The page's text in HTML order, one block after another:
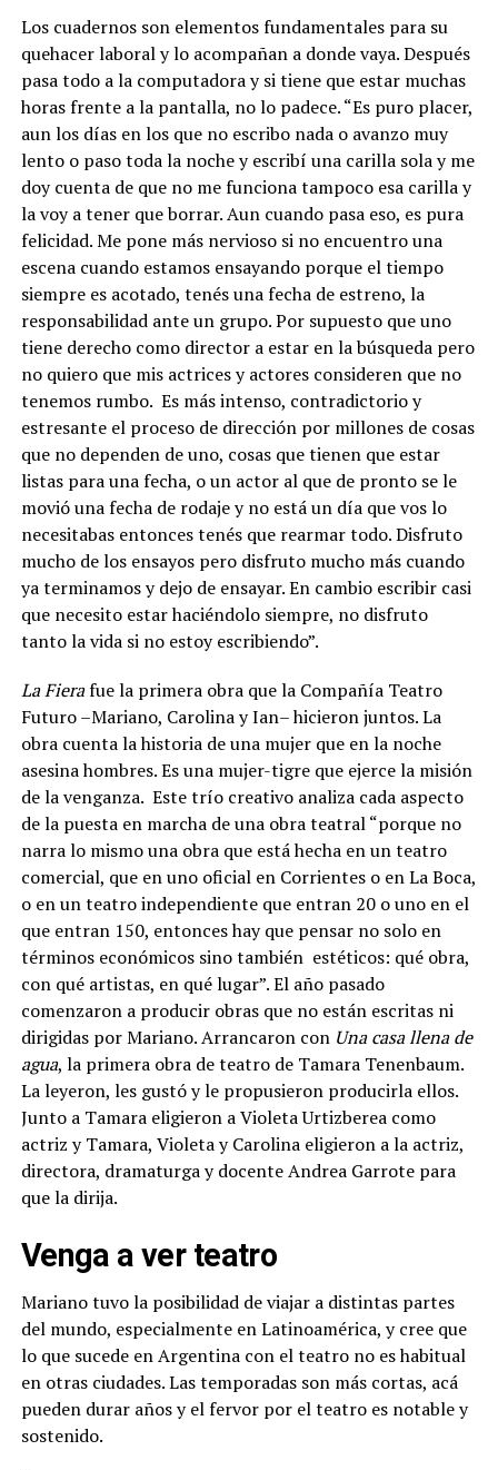
Los cuadernos son elementos fundamentales para su
quehacer laboral y lo acompañan a donde vaya. Después
pasa todo a la computadora y si tiene que estar muchas
horas frente a la pantalla, no lo padece. “Es puro placer,
aun los días en los que no escribo nada o avanzo muy
lento o paso toda la noche y escribí una carilla sola y me
doy cuenta de que no me funciona tampoco esa carilla y
la voy a tener que borrar. Aun cuando pasa eso, es pura
felicidad. Me pone más nervioso si no encuentro una
escena cuando estamos ensayando porque el tiempo
siempre es acotado, tenés una fecha de estreno, la
responsabilidad ante un grupo. Por supuesto que uno
tiene derecho como director a estar en la búsqueda pero
no quiero que mis actrices y actores consideren que no
tenemos rumbo. Es más intenso, contradictorio y
estresante el proceso de dirección por millones de cosas
que no dependen de uno, cosas que tienen que estar
listas para una fecha, o un actor al que de pronto se le
movió una fecha de rodaje y no está un día que vos lo
necesitabas entonces tenés que rearmar todo. Disfruto
mucho de los ensayos pero disfruto mucho más cuando
ya terminamos y dejo de ensayar. En cambio escribir casi
que necesito estar haciéndolo siempre, no disfruto
tanto la vida si no estoy escribiendo”.
La Fierafue la primera obra que la Compañía Teatro
Futuro –Mariano, Carolina y Ian– hicieron juntos. La
obra cuenta la historia de una mujer que en la noche
asesina hombres. Es una mujer-tigre que ejerce la misión
de la venganza. Este trío creativo analiza cada aspecto
de la puesta en marcha de una obra teatral “porque no
narra lo mismo una obra que está hecha en un teatro
comercial, que en uno oficial en Corrientes o en La Boca,
o en un teatro independiente que entran 20 o uno en el
que entran 150, entonces hay que pensar no solo en
términos económicos sino también estéticos: qué obra,
con qué artistas, en qué lugar”. El año pasado
comenzaron a producir obras que no están escritas ni
dirigidas por Mariano. Arrancaron con Una casa llena de
agua, la primera obra de teatro de Tamara Tenenbaum.
La leyeron, les gustó y le propusieron producirla ellos.
Junto a Tamara eligieron a Violeta Urtizberea como
actriz y Tamara, Violeta y Carolina eligieron a la actriz,
directora, dramaturga y docente Andrea Garrote para
que la dirija.
Venga a ver teatro
Mariano tuvo la posibilidad de viajar a distintas partes
del mundo, especialmente en Latinoamérica, y cree que
lo que sucede en Argentina con el teatro no es habitual
en otras ciudades. Las temporadas son más cortas, acá
pueden durar años y el fervor por el teatro es notable y
sostenido.